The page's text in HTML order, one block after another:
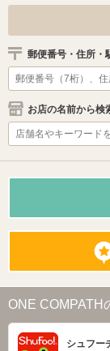
郵便番号・住所・
お店の名前から検
ONE COMPATH
シュフー